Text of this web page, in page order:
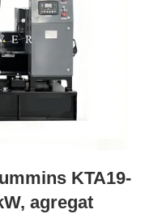
KTA19-
agregat